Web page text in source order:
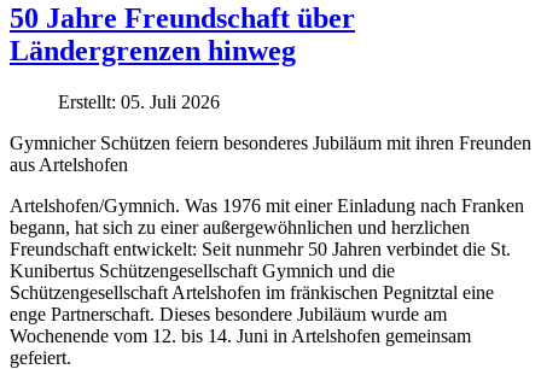
50 Jahre Freundschaft über
Ländergrenzen hinweg
Erstellt: 05. Juli 2026
Gymnicher Schützen feiern besonderes Jubiläum mit ihren Freunden
aus Artelshofen
Artelshofen/Gymnich. Was 1976 mit einer Einladung nach Franken
begann, hat sich zu einer außergewöhnlichen und herzlichen
Freundschaft entwickelt: Seit nunmehr 50 Jahren verbindet die St.
Kunibertus Schützengesellschaft Gymnich und die
Schützengesellschaft Artelshofen im fränkischen Pegnitztal eine
enge Partnerschaft. Dieses besondere Jubiläum wurde am
Wochenende vom 12. bis 14. Juni in Artelshofen gemeinsam
gefeiert.